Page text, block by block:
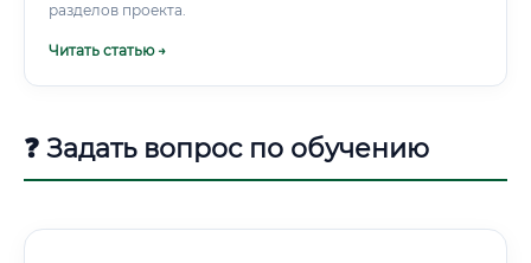
разделов проекта.
Читать статью →
❓ Задать вопрос по обучению